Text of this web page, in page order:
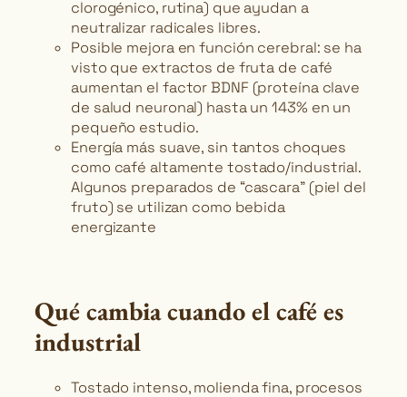
clorogénico, rutina) que ayudan a
neutralizar radicales libres.
Posible mejora en función cerebral: se ha
visto que extractos de fruta de café
aumentan el factor BDNF (proteína clave
de salud neuronal) hasta un 143% en un
pequeño estudio.
Energía más suave, sin tantos choques
como café altamente tostado/industrial.
Algunos preparados de “cascara” (piel del
fruto) se utilizan como bebida
energizante
Qué cambia cuando el café es
industrial
Tostado intenso, molienda fina, procesos